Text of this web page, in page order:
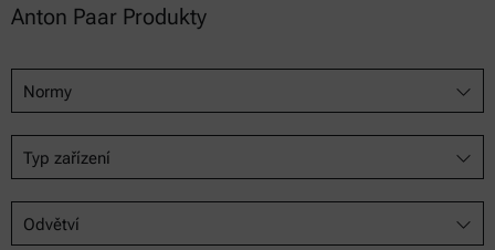
Anton Paar Produkty
Normy
Typ zařízení
Odvětví